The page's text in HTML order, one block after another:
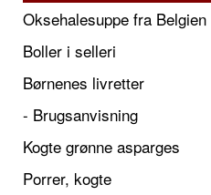
Oksehalesuppe fra Belgien
Boller i selleri
Børnenes livretter
- Brugsanvisning
Kogte grønne asparges
Porrer, kogte